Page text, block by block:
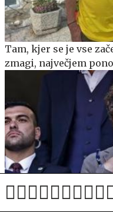
Tam, kjer se je vse
zmagi, največjem